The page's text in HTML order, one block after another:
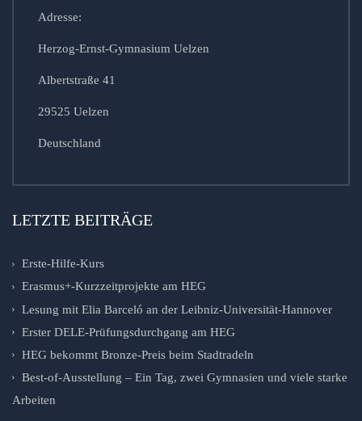
Adresse:
Herzog-Ernst-Gymnasium Uelzen
Albertstraße 41
29525 Uelzen
Deutschland
LETZTE BEITRÄGE
Erste-Hilfe-Kurs
Erasmus+-Kurzzeitprojekte am HEG
Lesung mit Elia Barceló an der Leibniz-Universität-Hannover
Erster DELE-Prüfungsdurchgang am HEG
HEG bekommt Bronze-Preis beim Stadtradeln
Best-of-Ausstellung – Ein Tag, zwei Gymnasien und viele starke
Arbeiten